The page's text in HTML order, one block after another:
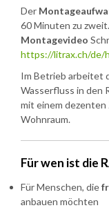
Der
60 Minuten zu zweit.
Montagevideo
https://litrax.ch/de/
Im Betrieb arbeitet
Wasserfluss in den
mit einem dezenten
Wohnraum.
Für wen ist die
Für Menschen, die
anbauen möchten